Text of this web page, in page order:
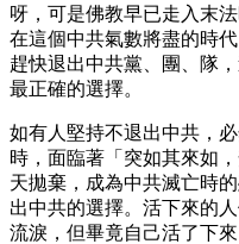
呀，可是佛教早已走入末
在這個中共氣數將盡的時
趕快退出中共黨、團、隊
最正確的選擇。
如有人堅持不退出中共，
時，面臨著「突如其來如
天拋棄，成為中共滅亡時
出中共的選擇。活下來的
流淚，但畢竟自己活了下